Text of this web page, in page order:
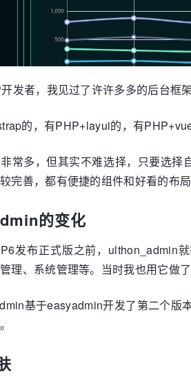
发者，我见过了许许多多的后台框
的，有PHP+layui的，有
常多，但其实不难选择，只要选
完善，都有便捷的组件和好看的布
的变化
发布正式版之前，ulthon_admin
理、系统管理等。当时我也用它做
基于easyadmin开发了第二个版